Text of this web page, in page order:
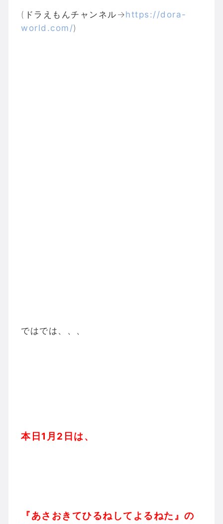
(ドラえもんチャンネル→https://dora-
world.com/)
ではでは、、、
本日1月2日は、
『あさおきてひるねしてよるねた』の